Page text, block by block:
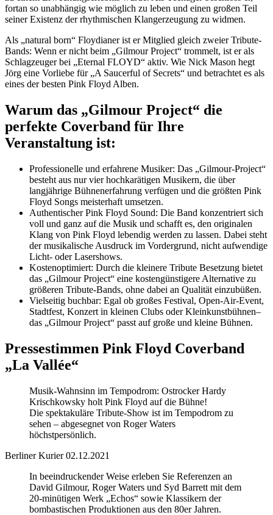
fortan so unabhängig wie möglich zu leben und einen großen Teil
seiner Existenz der rhythmischen Klangerzeugung zu widmen.
Als „natural born“ Floydianer ist er Mitglied gleich zweier Tribute-
Bands: Wenn er nicht beim „Gilmour Project“ trommelt, ist er als
Schlagzeuger bei „Eternal FLOYD“ aktiv. Wie Nick Mason hegt
Jörg eine Vorliebe für „A Saucerful of Secrets“ und betrachtet es als
eines der besten Pink Floyd Alben.
Warum das „Gilmour Project“ die
perfekte Coverband für Ihre
Veranstaltung ist:
Professionelle und erfahrene Musiker: Das „Gilmour-Project“
besteht aus nur vier hochkarätigen Musikern, die über
langjährige Bühnenerfahrung verfügen und die größten Pink
Floyd Songs meisterhaft umsetzen.
Authentischer Pink Floyd Sound: Die Band konzentriert sich
voll und ganz auf die Musik und schafft es, den originalen
Klang von Pink Floyd lebendig werden zu lassen. Dabei steht
der musikalische Ausdruck im Vordergrund, nicht aufwendige
Licht- oder Lasershows.
Kostenoptimiert: Durch die kleinere Tribute Besetzung bietet
das „Gilmour Project“ eine kostengünstigere Alternative zu
größeren Tribute-Bands, ohne dabei an Qualität einzubüßen.
Vielseitig buchbar: Egal ob großes Festival, Open-Air-Event,
Stadtfest, Konzert in kleinen Clubs oder Kleinkunstbühnen–
das „Gilmour Project“ passt auf große und kleine Bühnen.
Pressestimmen Pink Floyd Coverband
„La Vallée“
Musik-Wahnsinn im Tempodrom: Ostrocker Hardy
Krischkowsky holt Pink Floyd auf die Bühne!
Die spektakuläre Tribute-Show ist im Tempodrom zu
sehen – abgesegnet von Roger Waters
höchstpersönlich.
Berliner Kurier 02.12.2021
In beeindruckender Weise erleben Sie Referenzen an
David Gilmour, Roger Waters und Syd Barrett mit dem
20-minütigen Werk „Echos“ sowie Klassikern der
bombastischen Produktionen aus den 80er Jahren.